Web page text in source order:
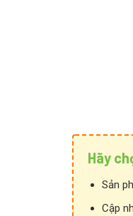
Hãy
Sản
Cập